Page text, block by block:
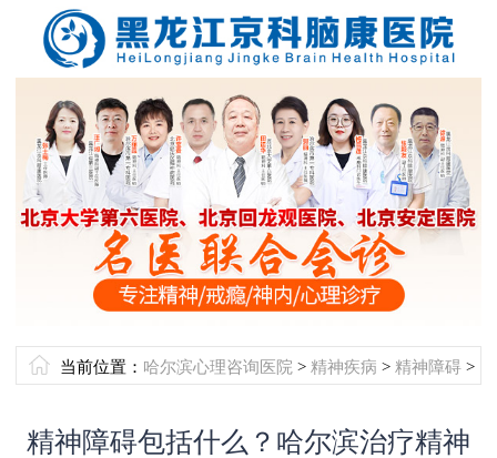
当前位置： 哈尔滨心理咨询医院 > 精神疾病 > 精神障碍>
精神障碍包括什么？哈尔滨治疗精神